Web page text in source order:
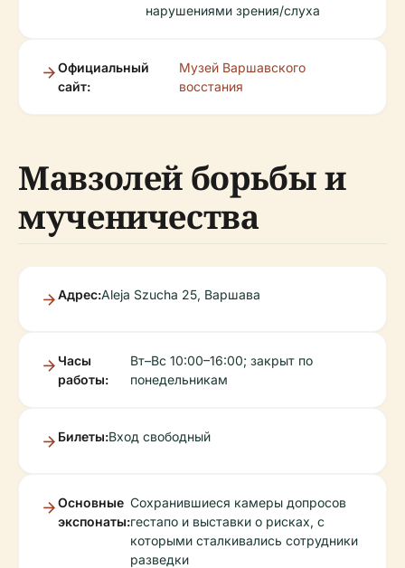
нарушениями зрения/слуха
Официальный
сайт:
Музей Варшавского
восстания
Мавзолей борьбы и
мученичества
Адрес:Aleja Szucha 25, Варшава
Часы
работы:
Вт–Вс 10:00–16:00; закрыт по
понедельникам
Билеты:Вход свободный
Основные
экспонаты:
Сохранившиеся камеры допросов
гестапо и выставки о рисках, с
которыми сталкивались сотрудники
разведки